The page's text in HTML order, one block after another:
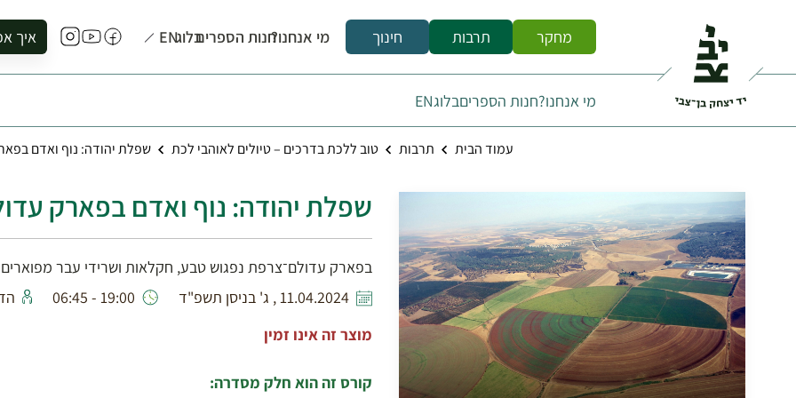
מחקר תרבות חינוך מי אנחנו?חנות הספריםבלוגEN איך
להזמין
להירשם
לקנות
לתאם
מי אנחנו?חנות הספריםבלוגEN
עמוד הבית תרבות טוב ללכת בדרכים – טיולים לאוהבי לכת שפלת יהודה: נוף ואדם
שפלת יהודה: נוף ואדם בפארק
בפארק עדולם־צרפת נפגוש טבע, חקלאות ושרידי עבר מפוארים
11.04.2024 , ג' בניסן תשפ"ד
19:00 - 06:45
מוצר זה אינו זמין
קורס זה הוא חלק מסדרה: